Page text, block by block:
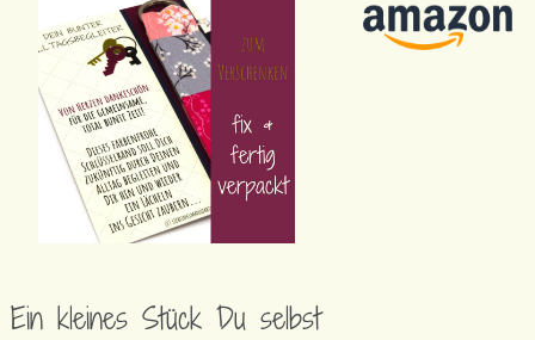
Ein kleines Stück Du selbst